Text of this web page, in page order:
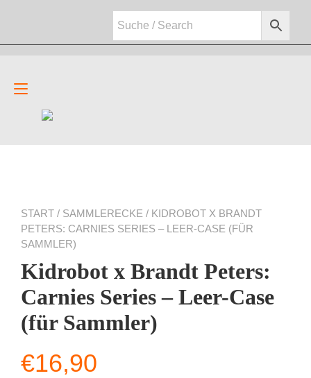
Navigation
umschalten
START / SAMMLERECKE / KIDROBOT X BRANDT
PETERS: CARNIES SERIES – LEER-CASE (FÜR
SAMMLER)
Kidrobot x Brandt Peters:
Carnies Series – Leer-Case
(für Sammler)
€16,90